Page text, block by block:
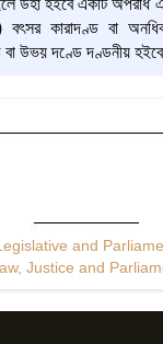
উহা হইবে একটি অপরাধ
কারাদণ্ড বা
বা উভয় দণ্ডে দণ্ডনীয়
and
Justice and